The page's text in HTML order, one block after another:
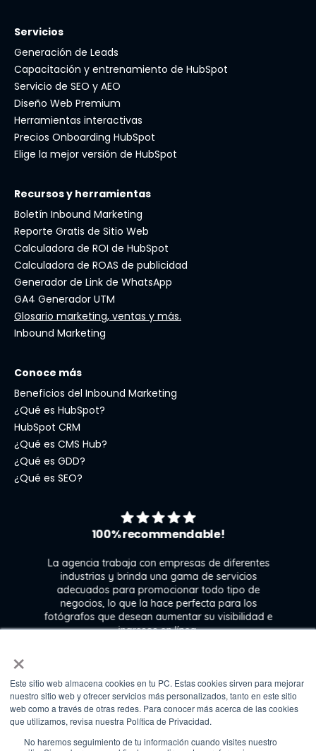
×
Este sitio web almacena cookies en tu PC. Estas cookies sirven para mejorar
nuestro sitio web y ofrecer servicios más personalizados, tanto en este sitio
web como a través de otras redes. Para conocer más acerca de las cookies
que utilizamos, revisa nuestra Política de Privacidad.
No haremos seguimiento de tu información cuando visites nuestro
Servicios
Generación de Leads
Capacitación y entrenamiento de HubSpot
Servicio de SEO y AEO
Diseño Web Premium
Herramientas interactivas
Precios Onboarding HubSpot
Elige la mejor versión de HubSpot
Recursos y herramientas
Boletín Inbound Marketing
Reporte Gratis de Sitio Web
Calculadora de ROI de HubSpot
Calculadora de ROAS de publicidad
Generador de Link de WhatsApp
GA4 Generador UTM
Glosario marketing, ventas y más.
Inbound Marketing
Conoce más
Beneficios del Inbound Marketing
¿Qué es HubSpot?
HubSpot CRM
¿Qué es CMS Hub?
¿Qué es GDD?
¿Qué es SEO?
100% recommendable!
La agencia trabaja con empresas de diferentes
industrias y brinda una gama de servicios
adecuados para promocionar todo tipo de
negocios, lo que la hace perfecta para los
fotógrafos que desean aumentar su visibilidad e
ingresos en línea.
Kate Gross
Marketing & graphic design assistant at
Fixthephoto